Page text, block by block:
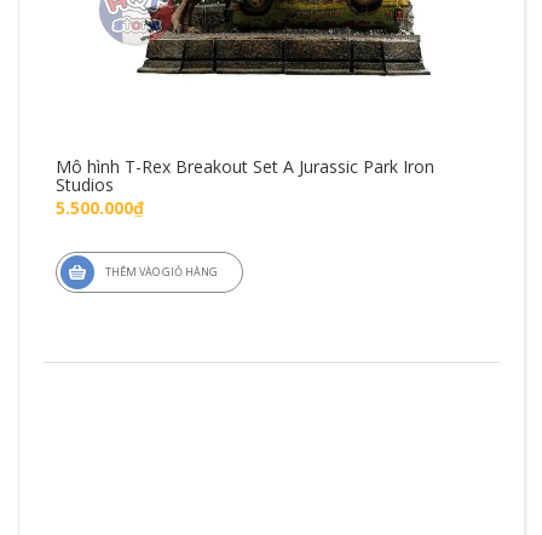
Mô hình T-Rex Breakout Set A Jurassic Park Iron
Studios
5.500.000₫
THÊM VÀO GIỎ HÀNG